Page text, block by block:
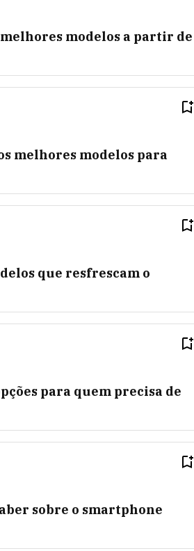
modelos a partir de
melhores modelos para
que resfrescam o
para quem precisa de
sobre o smartphone